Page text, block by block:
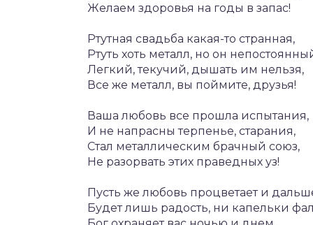
Желаем здоровья на годы в запас!
Ртутная свадьба какая-то странная,
Ртуть хоть металл, но он
Легкий, текучий, дышать им нельзя,
Все же металл, вы поймите, друзья!
Ваша любовь все прошла испытания,
И не напрасны терпенье, старания,
Стал металлическим брачный союз,
Не разорвать этих праведных уз!
Пусть же любовь процветает и
Будет лишь радость, ни капельки